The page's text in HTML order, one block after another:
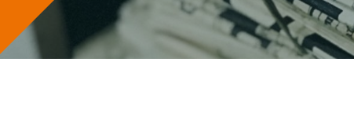
Voorwaarts 3
Voorwaarts 4
Voorwaarts 5
JO14-3
JO14-4
JO15-1